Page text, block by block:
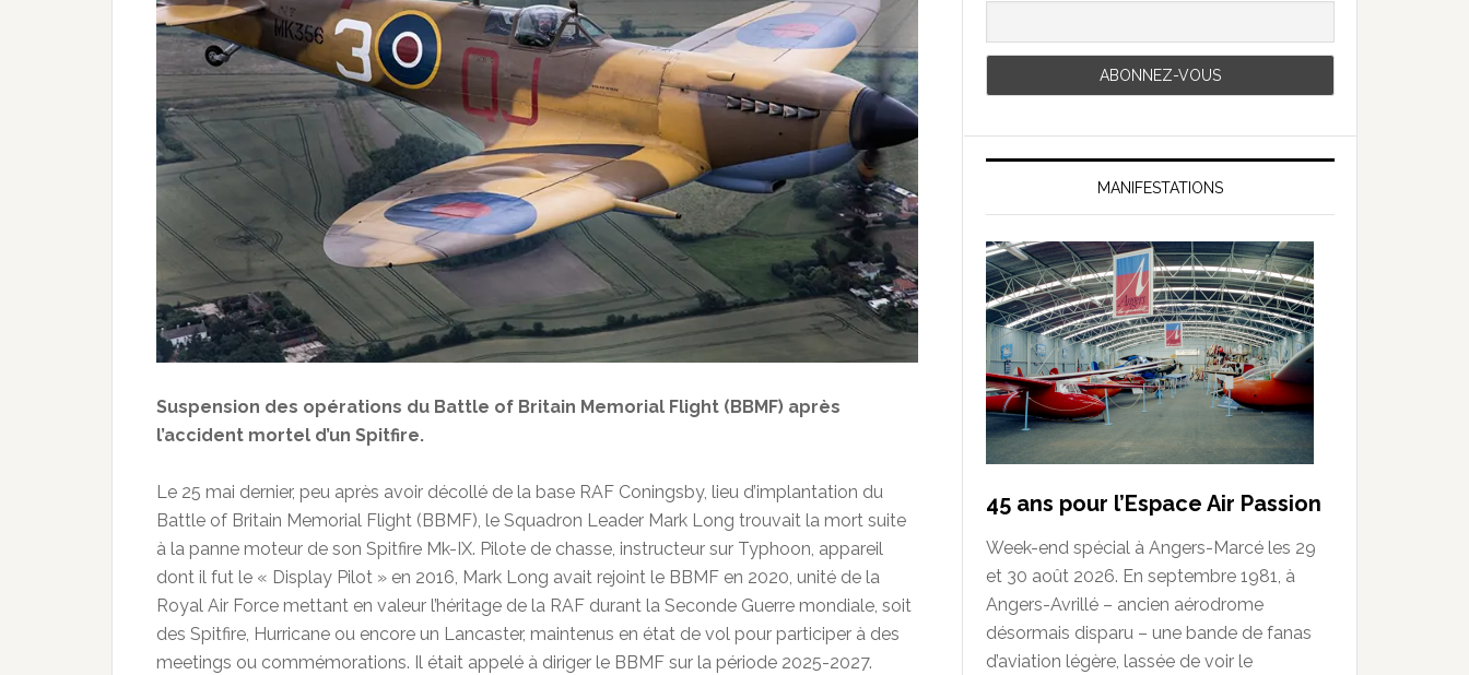
Suspension des opérations du Battle of Britain Memorial Flight (BBMF) après
l’accident mortel d’un Spitfire.
Le 25 mai dernier, peu après avoir décollé de la base RAF Coningsby, lieu d’implantation du
Battle of Britain Memorial Flight (BBMF), le Squadron Leader Mark Long trouvait la mort suite
à la panne moteur de son Spitfire Mk-IX. Pilote de chasse, instructeur sur Typhoon, appareil
dont il fut le « Display Pilot » en 2016, Mark Long avait rejoint le BBMF en 2020, unité de la
Royal Air Force mettant en valeur l’héritage de la RAF durant la Seconde Guerre mondiale, soit
des Spitfire, Hurricane ou encore un Lancaster, maintenus en état de vol pour participer à des
meetings ou commémorations. Il était appelé à diriger le BBMF sur la période 2025-2027.
MANIFESTATIONS
45 ans pour l’Espace Air Passion
Week-end spécial à Angers-Marcé les 29
et 30 août 2026. En septembre 1981, à
Angers-Avrillé – ancien aérodrome
désormais disparu – une bande de fanas
d’aviation légère, lassée de voir le